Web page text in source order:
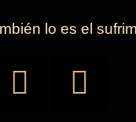
lo es el
W
h
P
h